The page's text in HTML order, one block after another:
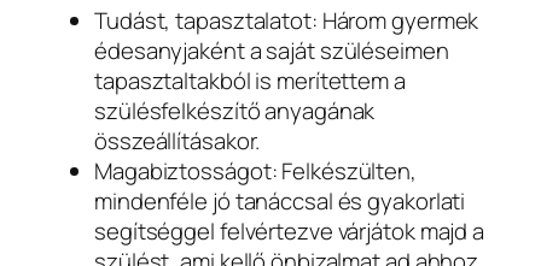
Tudást, tapasztalatot: Három gyermek
édesanyjaként a saját szüléseimen
tapasztaltakból is merítettem a
szülésfelkészítő anyagának
összeállításakor.
Magabiztosságot: Felkészülten,
mindenféle jó tanáccsal és gyakorlati
segítséggel felvértezve várjátok majd a